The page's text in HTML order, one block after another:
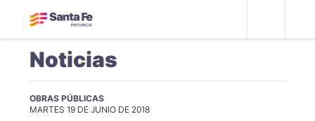
Noticias
OBRAS PÚBLICAS
MARTES 19 DE JUNIO DE 2018